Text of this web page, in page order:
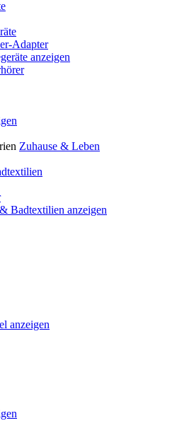
Adapter
anzeigen
Zuhause & Leben
Badtextilien anzeigen
anzeigen